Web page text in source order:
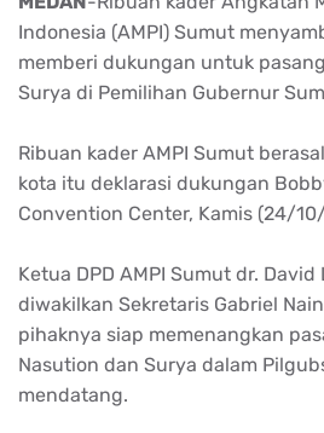
Indonesia (AMPI) Sumut
memberi dukungan untuk
Surya di Pemilihan Gubernur
Ribuan kader AMPI Sumut
kota itu deklarasi dukungan
Convention Center, Kamis (24/
Ketua DPD AMPI Sumut dr.
diwakilkan Sekretaris Gabriel
pihaknya siap memenangkan
Nasution dan Surya dalam
mendatang.